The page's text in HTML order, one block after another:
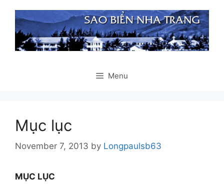
content
Menu
Mục lục
November 7, 2013 by Longpaulsb63
MỤC LỤC